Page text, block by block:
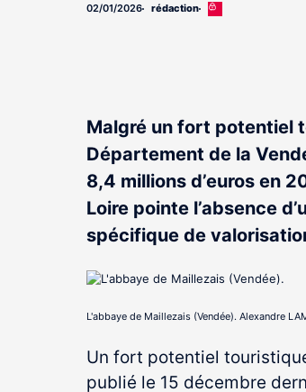
02/01/2026 rédaction
Cet
Malgré un fort potentiel
Département de la
8,4 millions d’euros en
Loire pointe l’absence
spécifique de
L'abbaye de Maillezais (Vendée). Alexandre
Un fort potentiel
publié le 15 décembre